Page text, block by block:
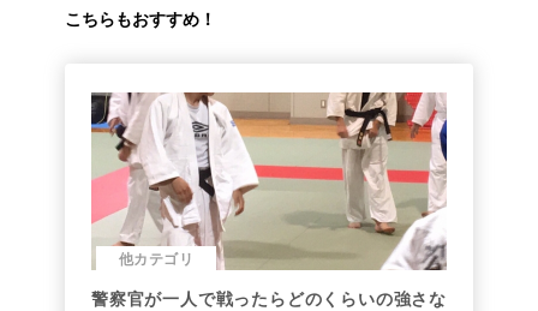
こちらもおすすめ！
他カテゴリ
警察官が一人で戦ったらどのくらいの強さな